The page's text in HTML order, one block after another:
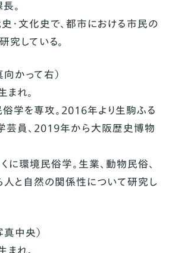
。
・文化史で、都市における市民の
究している。
向かって右）
れ。
学を専攻。2016年より生駒ふる
芸員、2019年から大阪歴史博物
に環境民俗学。生業、動物民俗、
と自然の関係性について研究し
真中央）